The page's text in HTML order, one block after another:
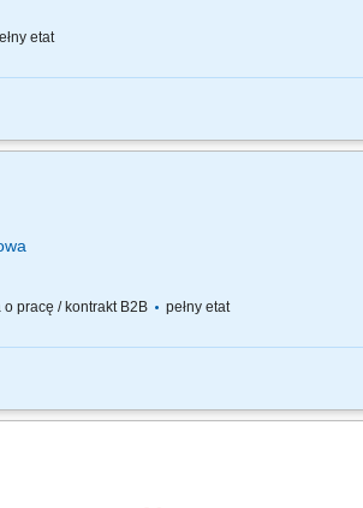
etat
(z przewagą pracy zdalnej, 4-6 razy w miesiącu w
o pracę / kontrakt B2B pełny etat
& Observability; Zarządzanie backlogiem